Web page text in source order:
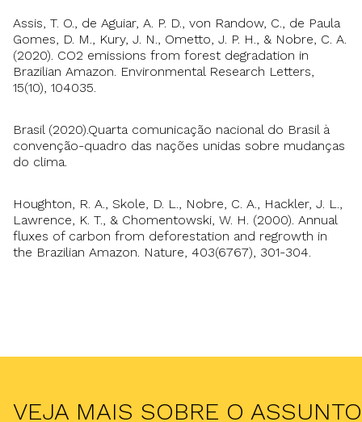
Assis, T. O., de Aguiar, A. P. D., von Randow, C., de Paula
Gomes, D. M., Kury, J. N., Ometto, J. P. H., & Nobre, C. A.
(2020). CO2 emissions from forest degradation in
Brazilian Amazon. Environmental Research Letters,
15(10), 104035.
Brasil (2020).Quarta comunicação nacional do Brasil à
convenção-quadro das nações unidas sobre mudanças
do clima.
Houghton, R. A., Skole, D. L., Nobre, C. A., Hackler, J. L.,
Lawrence, K. T., & Chomentowski, W. H. (2000). Annual
fluxes of carbon from deforestation and regrowth in
the Brazilian Amazon. Nature, 403(6767), 301-304.
VEJA MAIS SOBRE O ASSUNTO